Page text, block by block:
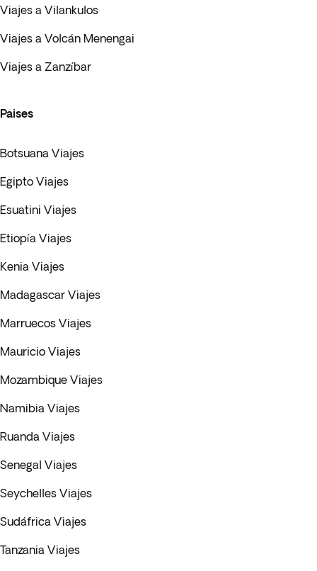
Viajes a Vilankulos
Viajes a Volcán Menengai
Viajes a Zanzíbar
Paises
Botsuana Viajes
Egipto Viajes
Esuatini Viajes
Etiopía Viajes
Kenia Viajes
Madagascar Viajes
Marruecos Viajes
Mauricio Viajes
Mozambique Viajes
Namibia Viajes
Ruanda Viajes
Senegal Viajes
Seychelles Viajes
Sudáfrica Viajes
Tanzania Viajes